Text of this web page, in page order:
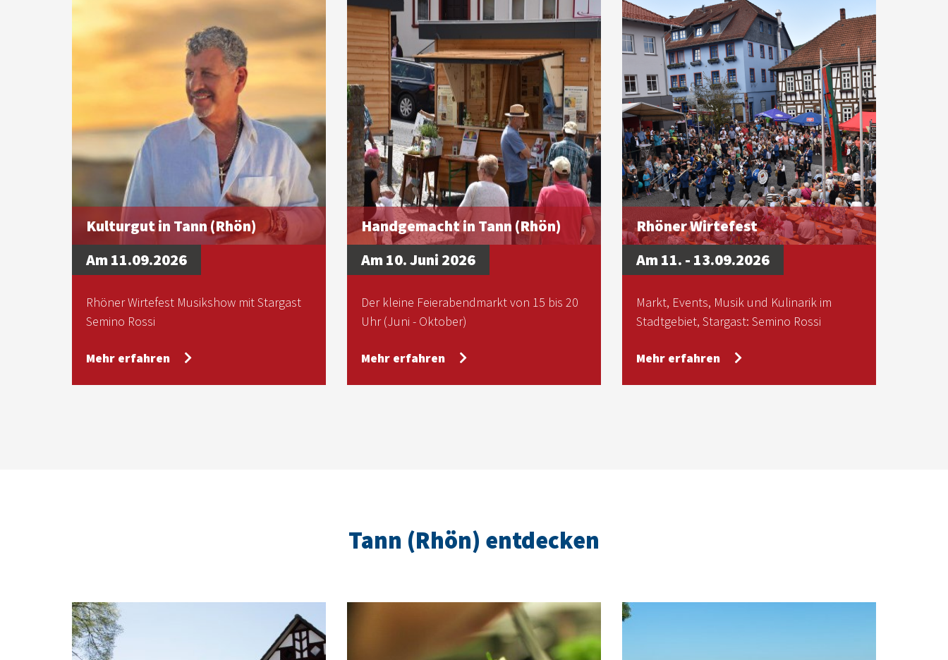
Kulturgut in Tann (Rhön)
Am 11.09.2026
Rhöner Wirtefest Musikshow mit Stargast
Semino Rossi
Mehr erfahren
Handgemacht in Tann (Rhön)
Am 10. Juni 2026
Der kleine Feierabendmarkt von 15 bis 20
Uhr (Juni - Oktober)
Mehr erfahren
Rhöner Wirtefest
Am 11. - 13.09.2026
Markt, Events, Musik und Kulinarik im
Stadtgebiet, Stargast: Semino Rossi
Mehr erfahren
Tann (Rhön) entdecken